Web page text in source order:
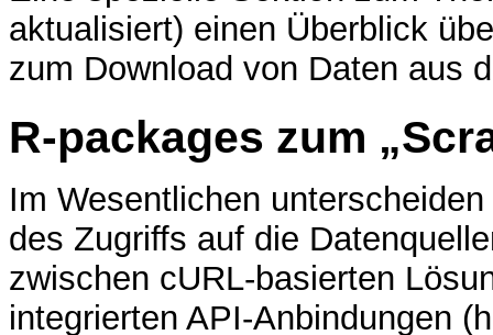
aktualisiert) einen Überblick
zum Download von Daten aus
R-packages zum
Im Wesentlichen
des Zugriffs auf die
zwischen cURL-basierten
integrierten API-Anbindungen